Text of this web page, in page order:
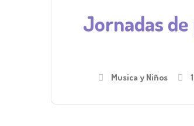
Jornadas
Musica y Niños